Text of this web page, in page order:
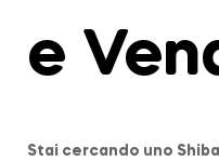
e
Stai cercando uno